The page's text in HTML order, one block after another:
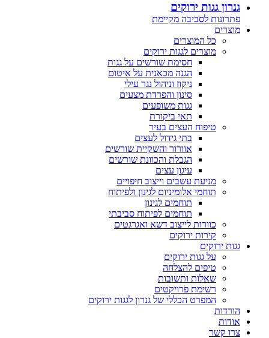
גנרון גגות ירוקים
פתרונות לסביבה מקיימת
מוצרים
כל המוצרים
מוצרים לגגות ירוקים
חסימת שורשים על גגות
הגנה מכאנית על איטום
ניקוז וניהול נגר עילי
סינון והפרדת מצעים
גגות משופעים
תאי ביקורת
טיפוח העצים בעיר
בתי גידול לעצים
אוורור והשקיית שורשים
הגבלת והכוונת שורשים
עיגון עצים
מניעת עשבים וייצוב חיפויים
תוחמי אלומיניום לגינון ולפיתוח
תוחמים לגינון
תוחמים לפיתוח סביבתי
כוורות לייצוב דשא ואגרגטים
קירות ירוקים
גגות ירוקים
על גגות ירוקים
טיפים להצלחה
שאלות ותשובות
רשימת פרויקטים
המפרט הכללי של גנרון לגגות ירוקים
הורדות
אודות
צרו קשר